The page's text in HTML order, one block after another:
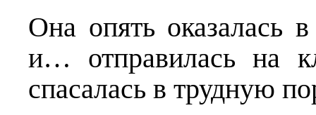
Она опять оказалась
и… отправилась на
спасалась в трудную